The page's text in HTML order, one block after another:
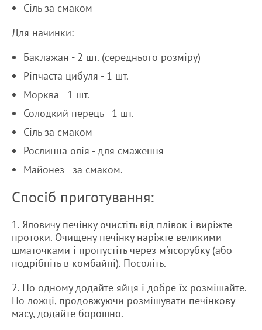
Сіль за смаком
Для начинки:
Баклажан - 2 шт. (середнього розміру)
Ріпчаста цибуля - 1 шт.
Морква - 1 шт.
Солодкий перець - 1 шт.
Сіль за смаком
Рослинна олія - ​​для смаження
Майонез - за смаком.
Спосіб приготування:
1. Яловичу печінку очистіть від плівок і виріжте
протоки. Очищену печінку наріжте великими
шматочками і пропустіть через м'ясорубку (або
подрібніть в комбайні). Посоліть.
2. По одному додайте яйця і добре їх розмішайте.
По ложці, продовжуючи розмішувати печінкову
масу, додайте борошно.